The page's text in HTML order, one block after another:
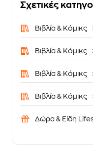
Σχετικές
Βιβλία & Κόμικς
Βιβλία & Κόμικς
Βιβλία & Κόμικς
Βιβλία & Κόμικς
Δώρα & Είδη